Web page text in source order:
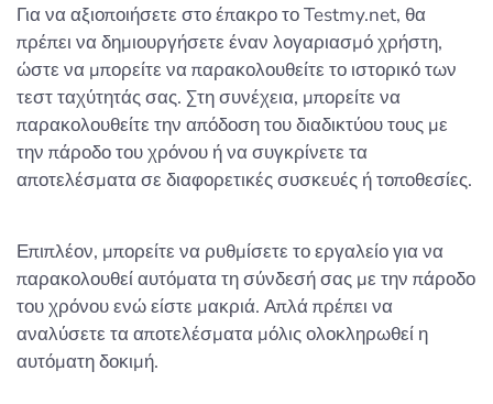
Για να αξιοποιήσετε στο έπακρο το Testmy.net, θα
πρέπει να δημιουργήσετε έναν λογαριασμό χρήστη,
ώστε να μπορείτε να παρακολουθείτε το ιστορικό των
τεστ ταχύτητάς σας. Στη συνέχεια, μπορείτε να
παρακολουθείτε την απόδοση του διαδικτύου τους με
την πάροδο του χρόνου ή να συγκρίνετε τα
αποτελέσματα σε διαφορετικές συσκευές ή τοποθεσίες.
Επιπλέον, μπορείτε να ρυθμίσετε το εργαλείο για να
παρακολουθεί αυτόματα τη σύνδεσή σας με την πάροδο
του χρόνου ενώ είστε μακριά. Απλά πρέπει να
αναλύσετε τα αποτελέσματα μόλις ολοκληρωθεί η
αυτόματη δοκιμή.